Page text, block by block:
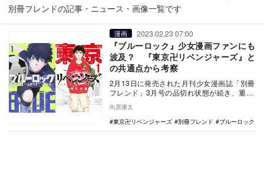
別冊フレンドの記事・ニュース・画像一覧です
漫画 2023.02.23 07:00
『ブルーロック』少女漫画ファンにも
波及？ 『東京卍リベンジャーズ』と
の共通点から考察
2月13日に発売された月刊少女漫画誌「別冊
フレンド」3月号の品切れ状態が続き、重版
定を超え…
向原康太
東京卍リベンジャーズ
別冊フレンド ブルーロック